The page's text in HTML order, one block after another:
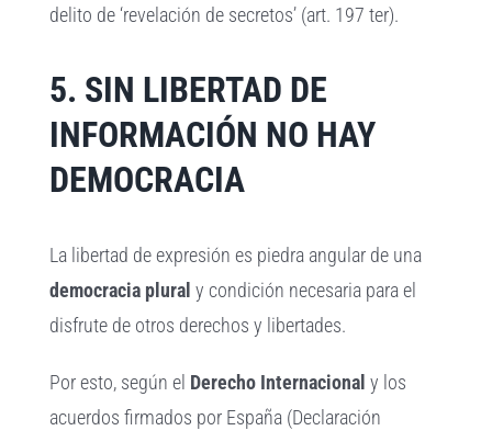
delito de ‘revelación de secretos’ (art. 197 ter).
5. SIN LIBERTAD DE
INFORMACIÓN NO HAY
DEMOCRACIA
La libertad de expresión es piedra angular de una
democracia plural y condición necesaria para el
disfrute de otros derechos y libertades.
Por esto, según el Derecho Internacional y los
acuerdos firmados por España (Declaración